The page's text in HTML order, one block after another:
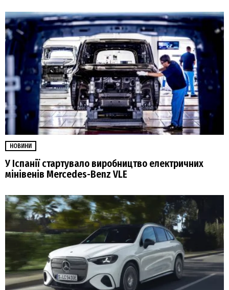
НОВИНИ
У Іспанії стартувало виробництво електричних
мінівенів Mercedes-Benz VLE